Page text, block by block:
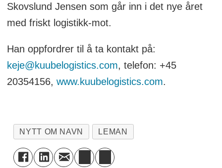
Skovslund Jensen som går inn i det nye året
med friskt logistikk-mot.
Han oppfordrer til å ta kontakt på:
keje@kuubelogistics.com, telefon: +45
20354156, www.kuubelogistics.com.
NYTT OM NAVN LEMAN